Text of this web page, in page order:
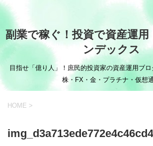
副業で稼ぐ！投資で資産運用
ンデックス
目指せ「億り人」！庶民的投資家の資産運用ブロ
株・FX・金・プラチナ・仮想
HOME >